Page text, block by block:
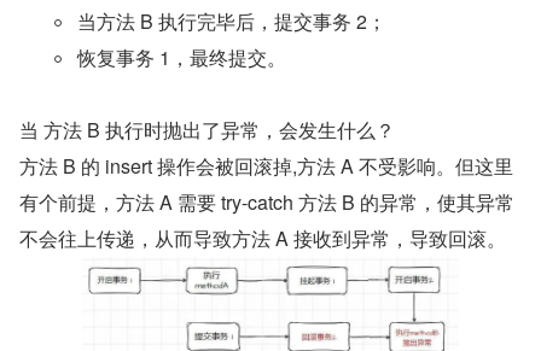
当方法 B 执行完毕后，提交事务 2；
恢复事务 1，最终提交。
当 方法 B 执行时抛出了异常，会发生什么？
方法 B 的 insert 操作会被回滚掉,方法 A 不受影响。但这里
有个前提，方法 A 需要 try-catch 方法 B 的异常，使其异常
不会往上传递，从而导致方法 A 接收到异常，导致回滚。